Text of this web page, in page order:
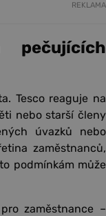
REKLAMA
pečujících
Tesco reaguje na
nebo starší členy
úvazků nebo
zaměstnanců,
podmínkám může
zaměstnance –